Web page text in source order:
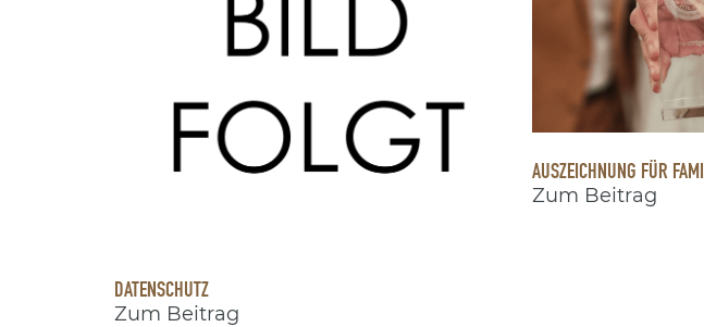
DATENSCHUTZ
Zum Beitrag
AUSZEICHNUNG FÜR
Zum Beitrag